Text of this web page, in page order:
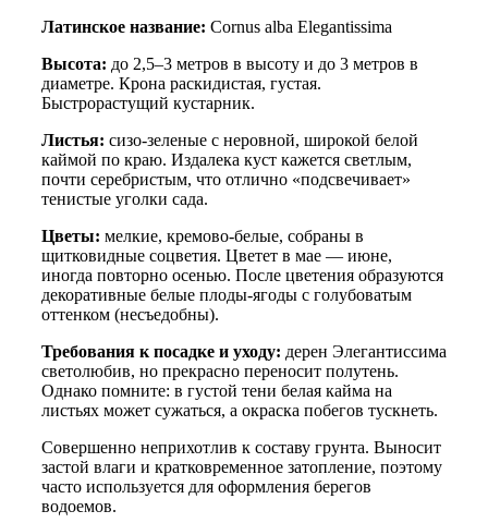
Латинское название: Cornus alba Elegantissima
Высота: до 2,5–3 метров в высоту и до 3 метров в
диаметре. Крона раскидистая, густая.
Быстрорастущий кустарник.
Листья: сизо-зеленые с неровной, широкой белой
каймой по краю. Издалека куст кажется светлым,
почти серебристым, что отлично «подсвечивает»
тенистые уголки сада.
Цветы: мелкие, кремово-белые, собраны в
щитковидные соцветия. Цветет в мае — июне,
иногда повторно осенью. После цветения образуются
декоративные белые плоды-ягоды с голубоватым
оттенком (несъедобны).
Требования к посадке и уходу: дерен Элегантиссима
светолюбив, но прекрасно переносит полутень.
Однако помните: в густой тени белая кайма на
листьях может сужаться, а окраска побегов тускнеть.
Совершенно неприхотлив к составу грунта. Выносит
застой влаги и кратковременное затопление, поэтому
часто используется для оформления берегов
водоемов.